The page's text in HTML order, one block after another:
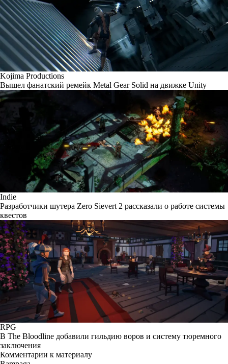
Kojima Productions
Вышел фанатский ремейк Metal Gear Solid на движке Unity
Indie
Разработчики шутера Zero Sievert 2 рассказали о работе системы
квестов
RPG
В The Bloodline добавили гильдию воров и систему тюремного
заключения
Комментарии к материалу